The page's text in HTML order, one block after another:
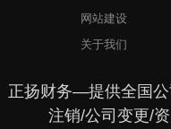
网站建设
关于我们
正扬财务—提供全国公
注销/公司变更/